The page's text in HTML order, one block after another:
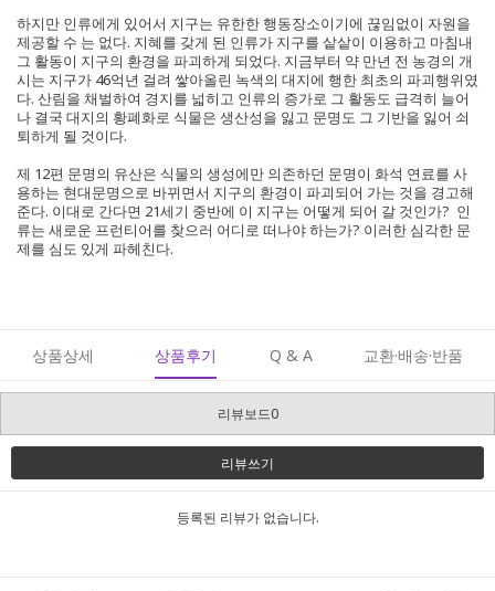
하지만 인류에게 있어서 지구는 유한한 행동장소이기에 끊임없이 자원을
제공할 수 는 없다. 지혜를 갖게 된 인류가 지구를 샅샅이 이용하고 마침내
그 활동이 지구의 환경을 파괴하게 되었다. 지금부터 약 만년 전 농경의 개
시는 지구가 46억년 걸려 쌓아올린 녹색의 대지에 행한 최초의 파괴행위였
다. 산림을 채벌하여 경지를 넓히고 인류의 증가로 그 활동도 급격히 늘어
나 결국 대지의 황폐화로 식물은 생산성을 잃고 문명도 그 기반을 잃어 쇠
퇴하게 될 것이다.
제 12편 문명의 유산은 식물의 생성에만 의존하던 문명이 화석 연료를 사
용하는 현대문명으로 바뀌면서 지구의 환경이 파괴되어 가는 것을 경고해
준다. 이대로 간다면 21세기 중반에 이 지구는 어떻게 되어 갈 것인가? 인
류는 새로운 프런티어를 찾으러 어디로 떠나야 하는가? 이러한 심각한 문
제를 심도 있게 파헤친다.
상품상세 상품후기 Q & A 교환·배송·반품
리뷰보드0
리뷰쓰기
등록된 리뷰가 없습니다.